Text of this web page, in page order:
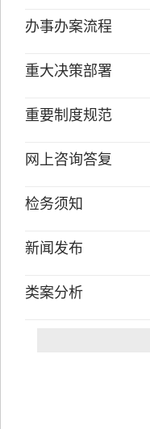
办事办案流程
重大决策部署
重要制度规范
网上咨询答复
检务须知
新闻发布
类案分析